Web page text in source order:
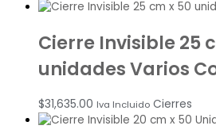
Cierre Invisible 25
unidades Varios
$31,635.00 Iva Incluido Cierres